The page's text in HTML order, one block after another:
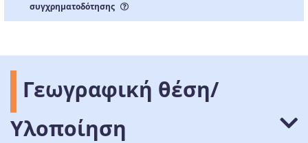
συγχρηματοδότησης
Γεωγραφική θέση/
Υλοποίηση